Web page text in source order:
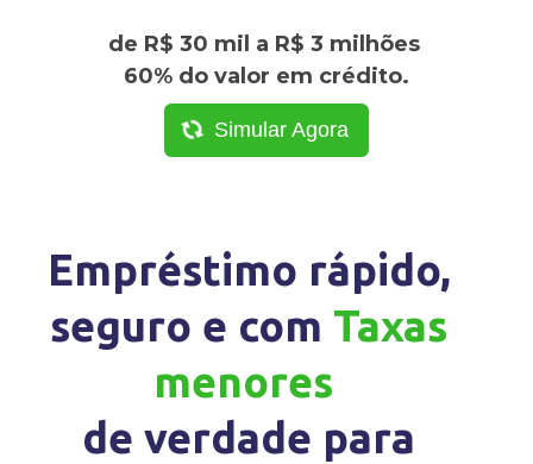
de R$ 30 mil a R$ 3 milhões
60% do valor em crédito.
Simular Agora
Empréstimo rápido,
seguro e com Taxas
menores
de verdade para